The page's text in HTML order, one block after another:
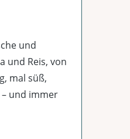
und
und Reis, von
mal süß,
und immer